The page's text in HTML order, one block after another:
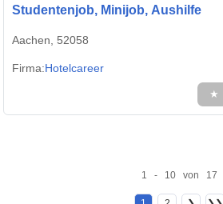
Studentenjob, Minijob, Aushilfe
Aachen, 52058
Firma:Hotelcareer
★
1 - 10 von 17